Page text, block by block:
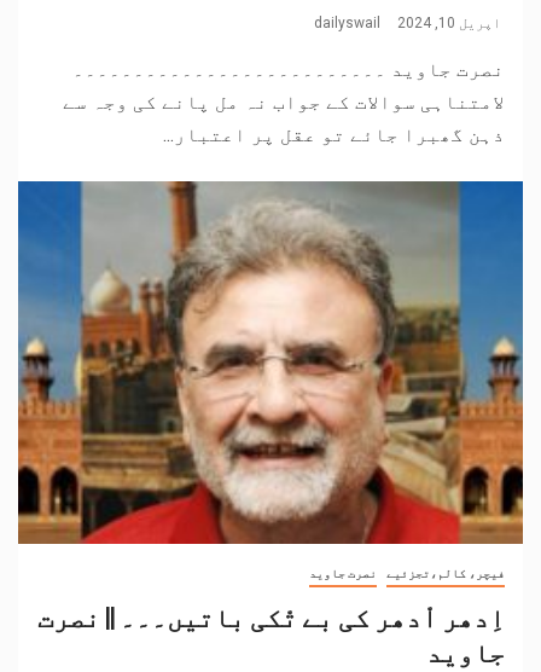
اپریل 10, 2024 dailyswail
نصرت جاوید ۔۔۔۔۔۔۔۔۔۔۔۔۔۔۔۔۔۔۔۔۔۔۔۔۔۔
لامتناہی سوالات کے جواب نہ مل پانے کی وجہ سے
ذہن گھبرا جائے تو عقل پر اعتبار...
فیچر، کالم،تجزئیے نصرت جاوید
اِدھر اْدھر کی بے تْکی باتیں۔۔۔ || نصرت
جاوید